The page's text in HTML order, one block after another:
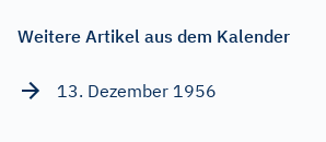
Weitere Artikel aus dem Kalender
13. Dezember 1956